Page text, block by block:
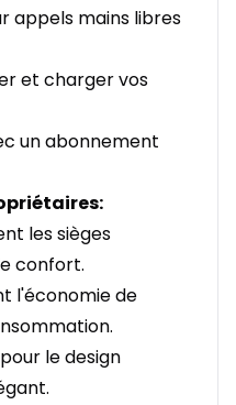
appels mains libres
et charger vos
un abonnement
les sièges
confort.
l'économie de
le design